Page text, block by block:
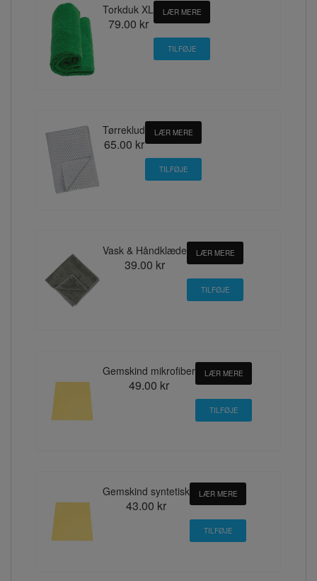
Torkduk XL
79.00 kr
LÆR MERE
Tørreklud
65.00 kr
LÆR MERE
Vask & Håndklæde
39.00 kr
LÆR MERE
Gemskind mikrofiber
49.00 kr
LÆR MERE
Gemskind syntetisk
43.00 kr
LÆR MERE